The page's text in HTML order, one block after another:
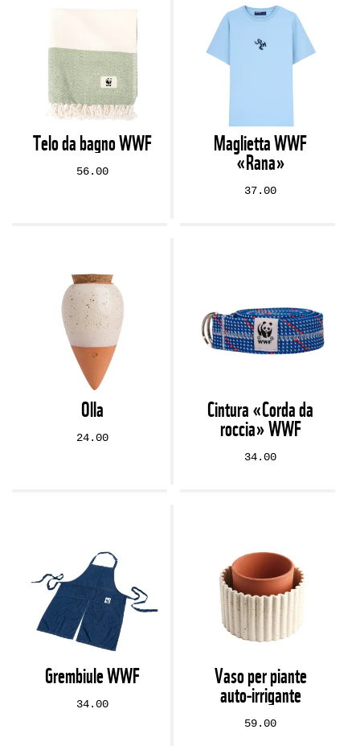
Telo da bagno WWF
56.00
Maglietta WWF
«Rana»
37.00
Olla
24.00
Cintura «Corda da
roccia» WWF
34.00
Grembiule WWF
34.00
Vaso per piante
auto‑irrigante
59.00